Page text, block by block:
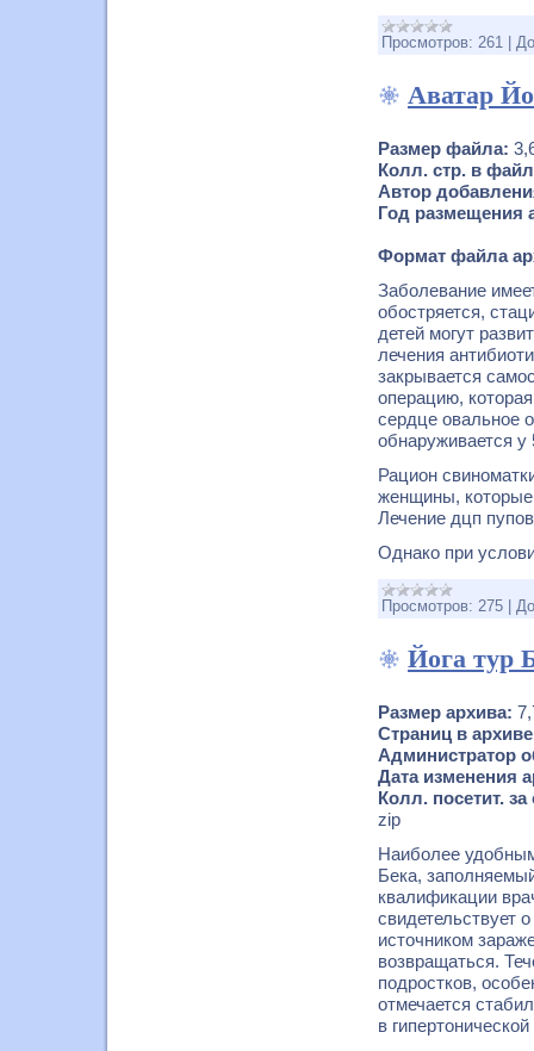
Просмотров: 261
Аватар
Размер файла:
Колл. стр. в
Автор
Год размещения
Формат файла
Заболевание
обостряется,
детей могут
лечения
закрывается
операцию,
сердце овальное
обнаруживается у
Рацион
женщины, которые
Лечение дцп
Однако при
Просмотров: 275
Йога тур
Размер архива:
Страниц в
Администратор
Дата изменения
Колл. посетит. за
zip
Наиболее
Бека,
квалификации
свидетельствует
источником
возвращаться.
подростков,
отмечается
в